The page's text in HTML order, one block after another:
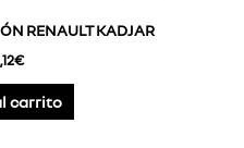
RENAULT KADJAR
€
carrito